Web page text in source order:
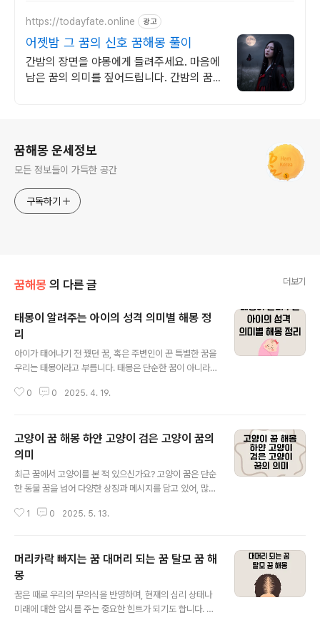
https://todayfate.online 광고
어젯밤 그 꿈의 신호 꿈해몽 풀이
간밤의 장면을 야몽에게 들려주세요. 마음에
남은 꿈의 의미를 짚어드립니다. 간밤의 꿈에
꿈해몽 운세정보
모든 정보들이 가득한 공간
구독하기
꿈해몽 의 다른 글 더보기
태몽이 알려주는 아이의 성격 의미별 해몽 정
리
아이가 태어나기 전 꿨던 꿈, 혹은 주변인이 꾼 특별한 꿈을
우리는 태몽이라고 부릅니다. 태몽은 단순한 꿈이 아니라,
동안 전해져 내려왔습니다. 태몽에는 다양한 상징들이 등
졌습니다. 이 글에서는 태몽에 자주 등장하는 상징들과 그
의미를 유형별로 정리해보겠습니다. ◆ 동물로 나타나는
태몽태몽에서 가장 흔하게 등장하는 것은 동물입니다. 어
떤 동물이 어떤 모습으로 나타났는지가 중요하며, 그 동물
의 특성이 아이의 성격이나 운명과 연결된다고 해석합니
다.● 용이 등장하는 태몽은 최고의 길몽으로 여겨지며, 위
0 0 2025. 4. 19.
고양이 꿈 해몽 하얀 고양이 검은 고양이 꿈의
의미
최근 꿈에서 고양이를 본 적 있으신가요? 고양이 꿈은 단순
한 동물 꿈을 넘어 다양한 상징과 메시지를 담고 있어, 많은
동, 감정 등에 따라 꿈의 의미가 크게 달라지기 때문에 세심
꿈 해몽을 자세히 알려드릴게요. 꿈속 고양이가 어떤 메시
지를 담고 있는지 함께 알아보세요. 고양이 꿈은 어떤 의미
일까?고양이는 꿈 해몽에서 주로 직감, 여성성, 자유로움,
은밀한 감정, 독립성 등을 상징합니다. 고양이 자체가 신비
1 0 2025. 5. 13.
머리카락 빠지는 꿈 대머리 되는 꿈 탈모 꿈 해
몽
꿈은 때로 우리의 무의식을 반영하며, 현재의 심리 상태나
미래에 대한 암시를 주는 중요한 힌트가 되기도 합니다. 그